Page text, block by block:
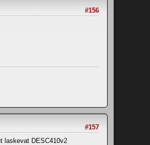
#156
#157
laskevat DESC410v2